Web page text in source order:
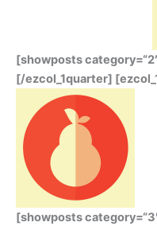
[showposts
[/ezcol_1quarter]
[showposts